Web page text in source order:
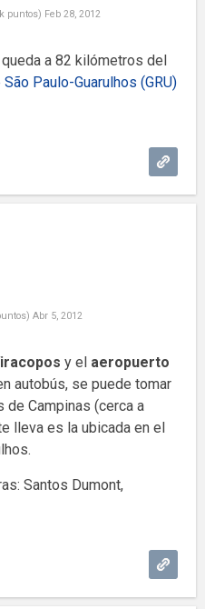
puntos) Feb 28, 2012
a 82 kilómetros del
Paulo-Guarulhos (GRU)
Abr 5, 2012
y el aeropuerto
autobús, se puede tomar
Campinas (cerca a
lleva es la ubicada en el
Santos Dumont,